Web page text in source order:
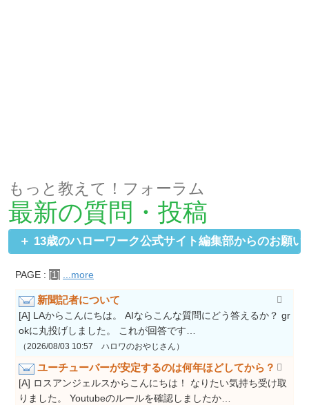
もっと教えて！フォーラム
最新の質問・投稿
13歳のハローワーク公式サイト編集部からのお願い
PAGE : [1] ...more
新聞記者について
[A] LAからこんにちは。 AIならこんな質問にどう答えるか？ gr
okに丸投げしました。 これが回答です…
（2026/08/03 10:57 ハロワのおやじさん）
ユーチューバーが安定するのは何年ほどしてから？
[A] ロスアンジェルスからこんにちは！ なりたい気持ち受け取
りました。 Youtubeのルールを確認しましたか…